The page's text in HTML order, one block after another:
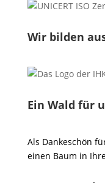
Wir bilden
Ein Wald für
Als Dankeschön
einen Baum in